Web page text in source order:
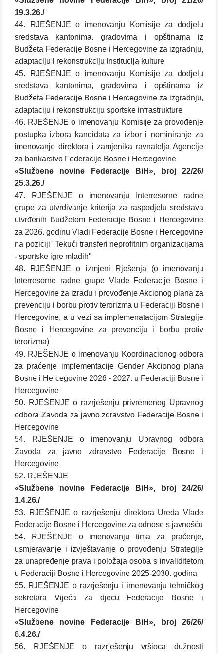
19.3.26./
44. RJEŠENJE o imenovanju Komisije za dodjelu
sredstava kantonima, gradovima i opštinama iz
Budžeta Federacije Bosne i Hercegovine za izgradnju,
adaptaciju i rekonstrukciju institucija kulture
45. RJEŠENJE o imenovanju Komisije za dodjelu
sredstava kantonima, gradovima i opštinama iz
Budžeta Federacije Bosne i Hercegovine za izgradnju,
adaptaciju i rekonstrukciju sportske infrastrukture
46. RJEŠENJE o imenovanju Komisije za provođenje
postupka izbora kandidata za izbor i nominiranje za
imenovanje direktora i zamjenika ravnatelja Agencije
za bankarstvo Federacije Bosne i Hercegovine
«Službene novine Federacije BiH», broj 22/26/
25.3.26./
47. RJEŠENJE o imenovanju Interresorne radne
grupe za utvrđivanje kriterija za raspodjelu sredstava
utvrđenih Budžetom Federacije Bosne i Hercegovine
za 2026. godinu Vladi Federacije Bosne i Hercegovine
na poziciji "Tekući transferi neprofitnim organizacijama
- sportske igre mladih"
48. RJEŠENJE o izmjeni Rješenja (o imenovanju
Interresorne radne grupe Vlade Federacije Bosne i
Hercegovine za izradu i provođenje Akcionog plana za
prevenciju i borbu protiv terorizma u Federaciji Bosne i
Hercegovine, a u vezi sa implemenatacijom Strategije
Bosne i Hercegovine za prevenciju i borbu protiv
terorizma)
49. RJEŠENJE o imenovanju Koordinacionog odbora
za praćenje implementacije Gender Akcionog plana
Bosne i Hercegovine 2026 - 2027. u Federaciji Bosne i
Hercegovine
50. RJEŠENJE o razrješenju privremenog Upravnog
odbora Zavoda za javno zdravstvo Federacije Bosne i
Hercegovine
54. RJEŠENJE o imenovanju Upravnog odbora
Zavoda za javno zdravstvo Federacije Bosne i
Hercegovine
52. RJEŠENJE
«Službene novine Federacije BiH», broj 24/26/
1.4.26./
53. RJEŠENJE o razrješenju direktora Ureda Vlade
Federacije Bosne i Hercegovine za odnose s javnošću
54. RJEŠENJE o imenovanju tima za praćenje,
usmjeravanje i izvještavanje o provođenju Strategije
za unapređenje prava i položaja osoba s invaliditetom
u Federaciji Bosne i Hercegovine 2025-2030. godina
55. RJEŠENJE o razrješenju i imenovanju tehničkog
sekretara Vijeća za djecu Federacije Bosne i
Hercegovine
«Službene novine Federacije BiH», broj 26/26/
8.4.26./
56. RJEŠENJE o razrješenju vršioca dužnosti